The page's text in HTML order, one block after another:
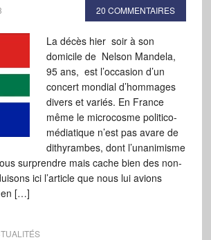
20 COMMENTAIRES
La décès hier soir à son
domicile de Nelson Mandela,
95 ans, est l’occasion d’un
concert mondial d’hommages
divers et variés. En France
même le microcosme politico-
médiatique n’est pas avare de
dithyrambes, dont l’unanimisme
surprendre mais cache bien des non-
ici l’article que nous lui avions
en […]